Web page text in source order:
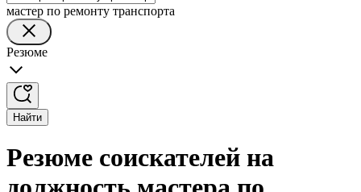
мастер по ремонту транспорта
Резюме
Найти
Резюме соискателей на